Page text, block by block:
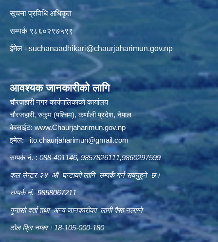
सूचना प्रविधि अधिकृत
सम्पर्क ९८६०२९७५९९
ईमेल -suchanaadhikari@chaurjaharimun.gov.np
आवश्यक जानकारीको लागि
चौरजहारी नगर कार्यपालिकाको कार्यालय
चौरजहारी, रुकुम (पश्चिम), कर्णाली प्रदेश, नेपाल
वेबसाईट:www.Chaurjaharimun.gov.np
इमेल: ito.chaurjaharimun@gmail.com
सम्पर्क नं. :088-401146, 9857826111,9860297599
कल सेन्टर २४ औं घन्टाको लागि सम्पर्क गर्न सक्नुहुने छ।
सम्पर्क नं. 9858067211
गुनासो दर्ता तथा अन्य जानकारीका लागी पैसा नलाग्ने
टोल फ्रि नम्बर ः 18-105-000-180